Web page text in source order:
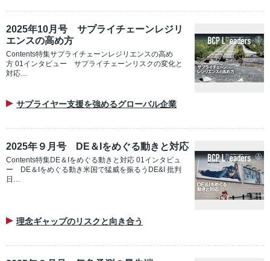
2025年10月号 サプライチェーンレジリ
エンスの高め方
Contents特集サプライチェーンレジリエンスの高め
方 01インタビュー サプライチェーンリスクの変化と
対応…
サプライヤー支援を強めるグローバル企業
2025年９月号 DE＆Iをめぐる動きと対応
Contents特集DE＆Iをめぐる動きと対応 01インタビュ
ー DE＆Iをめぐる動き米国で猛威を振るうDE&I 批判
日…
理念ギャップのリスクと向き合う